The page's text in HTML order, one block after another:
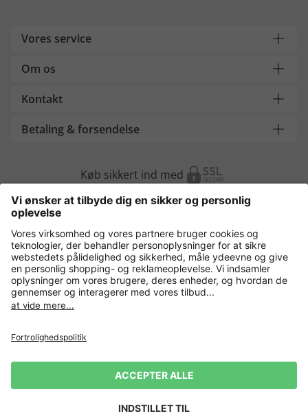
Vores service
Om os
Kontakt
Betaling & forsendelse
Køb sikkert ind med
Flere webshops
Danmark
Gør brug af fortrydelsesret
Virksomhedsinformation
Cookie-indstillinger